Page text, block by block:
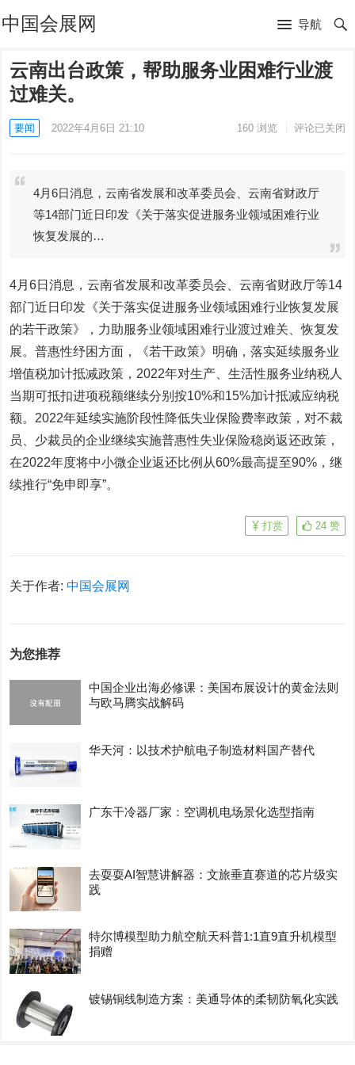
中国会展网 导航
云南出台政策，帮助服务业困难行业渡
过难关。
要闻 2022年4月6日 21:10 160浏览 评论已关闭
4月6日消息，云南省发展和改革委员会、云南省财政厅
等14部门近日印发《关于落实促进服务业领域困难行业
恢复发展的…
4月6日消息，云南省发展和改革委员会、云南省财政厅等14
部门近日印发《关于落实促进服务业领域困难行业恢复发展
的若干政策》，力助服务业领域困难行业渡过难关、恢复发
展。普惠性纾困方面，《若干政策》明确，落实延续服务业
增值税加计抵减政策，2022年对生产、生活性服务业纳税人
当期可抵扣进项税额继续分别按10%和15%加计抵减应纳税
额。2022年延续实施阶段性降低失业保险费率政策，对不裁
员、少裁员的企业继续实施普惠性失业保险稳岗返还政策，
在2022年度将中小微企业返还比例从60%最高提至90%，继
续推行“免申即享”。
24 赞
打赏
关于作者:中国会展网
为您推荐
中国企业出海必修课：美国布展设计的黄金法则
与欧马腾实战解码
华天河：以技术护航电子制造材料国产替代
广东干冷器厂家：空调机电场景化选型指南
去耍耍AI智慧讲解器：文旅垂直赛道的芯片级实
践
特尔博模型助力航空航天科普1:1直9直升机模型
捐赠
镀锡铜线制造方案：美通导体的柔韧防氧化实践